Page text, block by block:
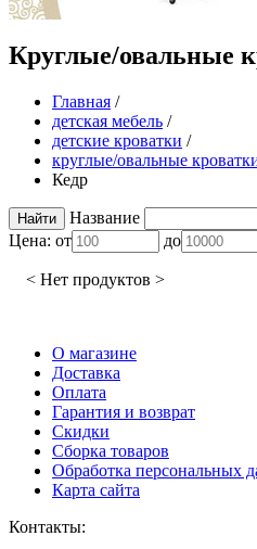
Круглые/овальные
Главная /
детская мебель /
детские кроватки /
круглые/овальные
Кедр
Название
Цена: от до
< Нет продуктов >
О магазине
Доставка
Оплата
Гарантия и возврат
Скидки
Сборка товаров
Обработка персональных
Карта сайта
Контакты: